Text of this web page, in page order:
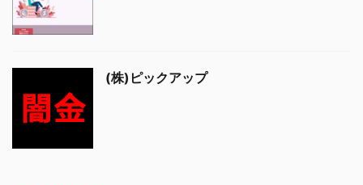
(株)ピックアップ